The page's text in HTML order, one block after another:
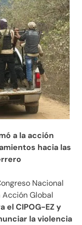
a la acción
hacia las
Nacional
Acción Global
el CIPOG-EZ y
la violencia